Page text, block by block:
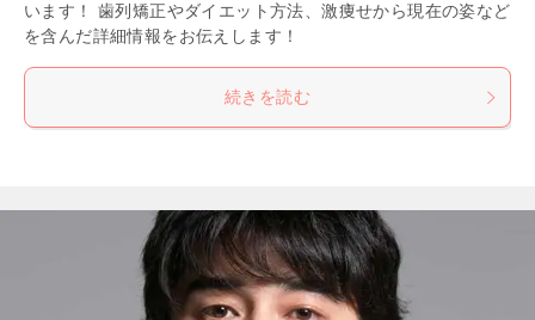
います！ 歯列矯正やダイエット方法、激痩せから現在の姿など
を含んだ詳細情報をお伝えします！
続きを読む